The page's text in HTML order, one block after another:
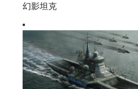
幻影坦克